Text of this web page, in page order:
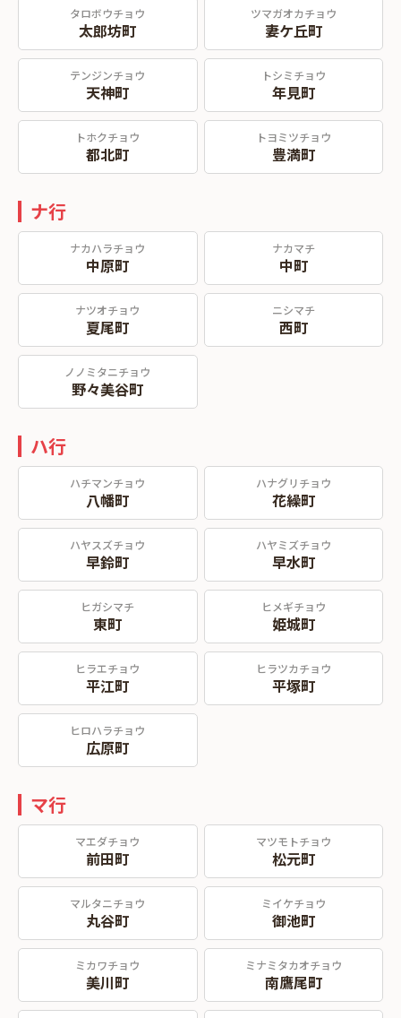
タロボウチョウ
太郎坊町
ツマガオカチョウ
妻ケ丘町
テンジンチョウ
天神町
トシミチョウ
年見町
トホクチョウ
都北町
トヨミツチョウ
豊満町
ナ行
ナカハラチョウ
中原町
ナカマチ
中町
ナツオチョウ
夏尾町
ニシマチ
西町
ノノミタニチョウ
野々美谷町
ハ行
ハチマンチョウ
八幡町
ハナグリチョウ
花繰町
ハヤスズチョウ
早鈴町
ハヤミズチョウ
早水町
ヒガシマチ
東町
ヒメギチョウ
姫城町
ヒラエチョウ
平江町
ヒラツカチョウ
平塚町
ヒロハラチョウ
広原町
マ行
マエダチョウ
前田町
マツモトチョウ
松元町
マルタニチョウ
丸谷町
ミイケチョウ
御池町
ミカワチョウ
美川町
ミナミタカオチョウ
南鷹尾町